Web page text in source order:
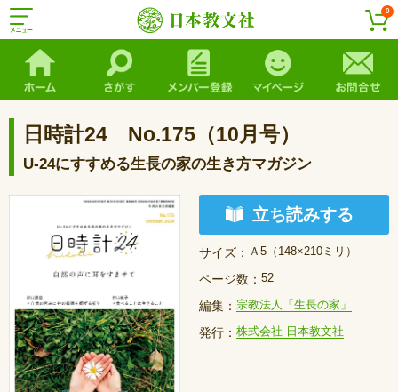
0
日時計24 No.175（10月号）
U-24にすすめる生長の家の生き方マガジン
立ち読みする
サイズ： Ａ5（148×210ミリ）
ページ数： 52
編集： 宗教法人「生長の家」
発行： 株式会社 日本教文社